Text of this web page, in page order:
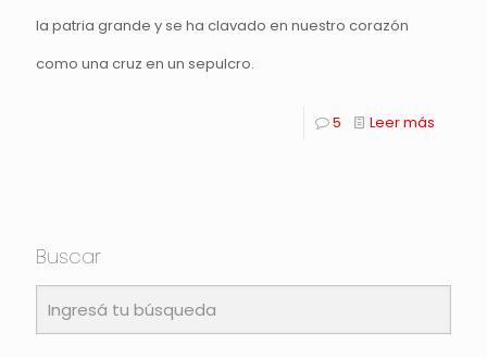
la patria grande y se ha clavado en nuestro corazón
como una cruz en un sepulcro.
5 Leer más
Buscar